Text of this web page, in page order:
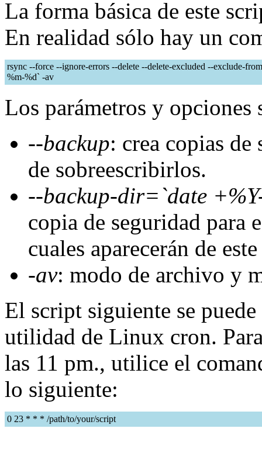
La forma básica de este
En realidad sólo hay un
rsync --force --ignore-errors --delete --delete-excluded --exclude-
%m-%d` -av
Los parámetros y opciones
--backup: crea copias
de sobreescribirlos.
--backup-dir=`date
copia de seguridad para
cuales aparecerán de
-av: modo de archivo y
El script siguiente se
utilidad de Linux cron.
las 11 pm., utilice el
lo siguiente:
0 23 * * * /path/to/your/script